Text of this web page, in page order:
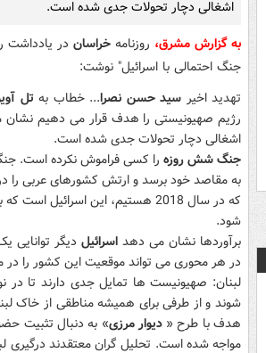
اشغالی دچار تحولات جدی شده است.
به گزارش مشرق، روزنامهخراسان در یادداشت
جنگ احتمالی با اسرائیل" نوشت:
تهدید اخیر سید حسن نصرا... خطاب بهتل
رژیم صهیونیستی را هدف قرار می دهیم
اشغالی دچار تحولات جدی شده است.
جنگ شش روزه را کسی فراموش نکرده است.
که در سال 2018 هستیم، این
شود.
برآوردها نشان می دهد اسرائیل دیگر توانایی
در هر محوری می تواند موقعیت این کشور را در
لبنان: صهیونیست ها تمایل جدی دارند تا
شوند و از طرفی برای همیشه مناطقی از خاک
هدف با طرح «دیوار مرزی» به دنبال تثبیت